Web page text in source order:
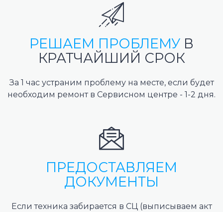
РЕШАЕМ ПРОБЛЕМУ В
КРАТЧАЙШИЙ СРОК
За 1 час устраним проблему на месте, если будет
необходим ремонт в Сервисном центре - 1-2 дня.
ПРЕДОСТАВЛЯЕМ
ДОКУМЕНТЫ
Если техника забирается в СЦ (выписываем акт